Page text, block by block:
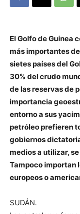
El Golfo de Guinea
más importantes
sietes países del
30% del crudo
de las reservas de
importancia
entorno a sus
petróleo prefieren
gobiernos
medios a utilizar,
Tampoco importan
europeos o
SUDÁN.